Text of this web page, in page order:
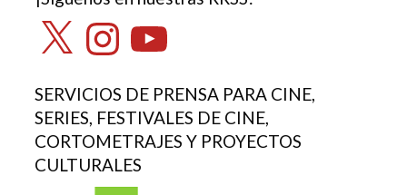
X InstagramYouTube
SERVICIOS DE PRENSA PARA CINE,
SERIES, FESTIVALES DE CINE,
CORTOMETRAJES Y PROYECTOS
CULTURALES